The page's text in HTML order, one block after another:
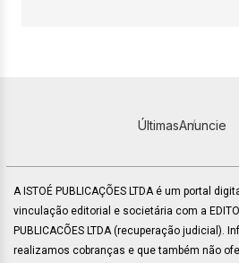
ÚltimasAnuncie
A ISTOÉ PUBLICAÇÕES LTDA é um portal
vinculação editorial e societária com a
PUBLICACÕES LTDA (recuperação judicial).
realizamos cobranças e que também não